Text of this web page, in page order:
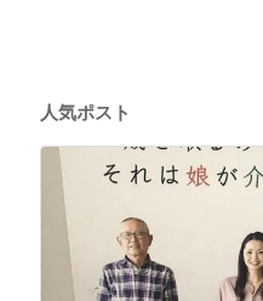
人気ポスト